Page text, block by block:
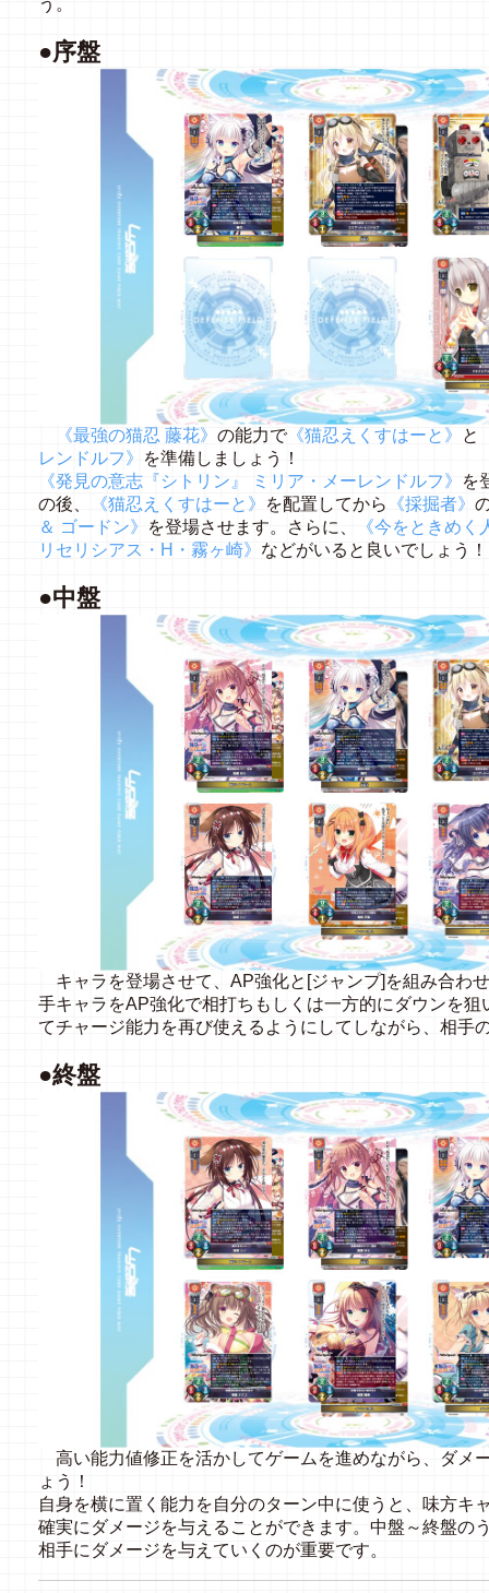
●序盤
《最強の猫忍 藤花》 の能力で《猫忍えくすはーと》 と
レンドルフ》
を準備しましょう！
《発見の意志『シトリン』 ミリア・メーレンドルフ》
を
の後、
《猫忍えくすはーと》 を配置してから 《採掘者》
＆ ゴードン》
を登場させます。さらに、
《今をときめ
リセリシアス・H・霧ヶ崎》 などがいると良いでしょう！
●中盤
キャラを登場させて、AP強化と[ジャンプ]を組み合わ
手キャラをAP強化で相打ちもしくは一方的にダウンを
てチャージ能力を再び使えるようにしてしながら、相手
●終盤
高い能力値修正を活かしてゲームを進めながら、ダメ
ょう！
自身を横に置く能力を自分のターン中に使うと、味方キ
確実にダメージを与えることができます。中盤～終盤の
相手にダメージを与えていくのが重要です。